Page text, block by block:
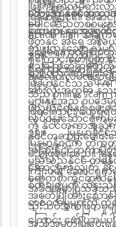
သကဲ့သို့ နိုင်ငံတကာ
ခြင်းများ ဆောင်ရွက်
မြန်မာနိုင်ငံ၏ အဆင့်
Action Planအချက်မ
နိုင်ငံရေးကတိကဝ
ရှိကြောင်းတွေ့ရှိနိုင်
ဖြန့်ကျက်လှုပ်ရှားလာ
ခေါင်ဒေသတစ်ဝှမ်း
ဖိတ်နှင့် အရှေ့အလယ်
ရှိကြောင်းဖော်ပြထာ
အွန်လိုင်းလိမ်လည်မှုမ
သည့်online scam
ဖြစ်ကြောင်း တွေ့ရှိ
သေကြေစေသောလက်န
ထောက်ပံ့မှု၊ အွန်လိုင်
ကျူးလွန်သော လိမ်
သော ကတိကဝတ်ကို
မြန်မာနိုင်ငံသည်
များနှင့်အညီ ဥပဒ
လုပ်ငန်းဆောင်ရွက်မှု
နိုင်ငံတကာပူးပေါင်
မည်ဖြစ်ပါသည်။ မ
ကြိုးပမ်းဆောင်ရွက်
အခိုင်အမာပြသခဲ့သ
သုံးသပ်အကဲဖြတ်မှုမျ
အသိအမှတ်ပြုပေးရ
၁၀။ ထို့အပြင် နယ်
ရာဇဝတ်ဂိုဏ်းများ
အားလုံးအတွက် န
ဖလှယ်ရေးနှင့်စွမ်းဆ
ကို နိုင်ငံတကာအသိုက်
မြန်မာနိုင်ငံက တို
မည်သည့်နိုင်ငံ တစ်နို
ရောက်စွာကိုင်တွယ်ဖ
အမှတ်ပြုထားသောက
၁၁။ မြန်မာနိုင်
အခြားနိုင်ငံတကာမိ
ဆောင်ရွက်လျက် နို
စိတ်ချရမှုကိုထိန်းသိမ်
ရာဇဝတ်မှုများကို
ကြောင်း ဖော်ပြအပ်